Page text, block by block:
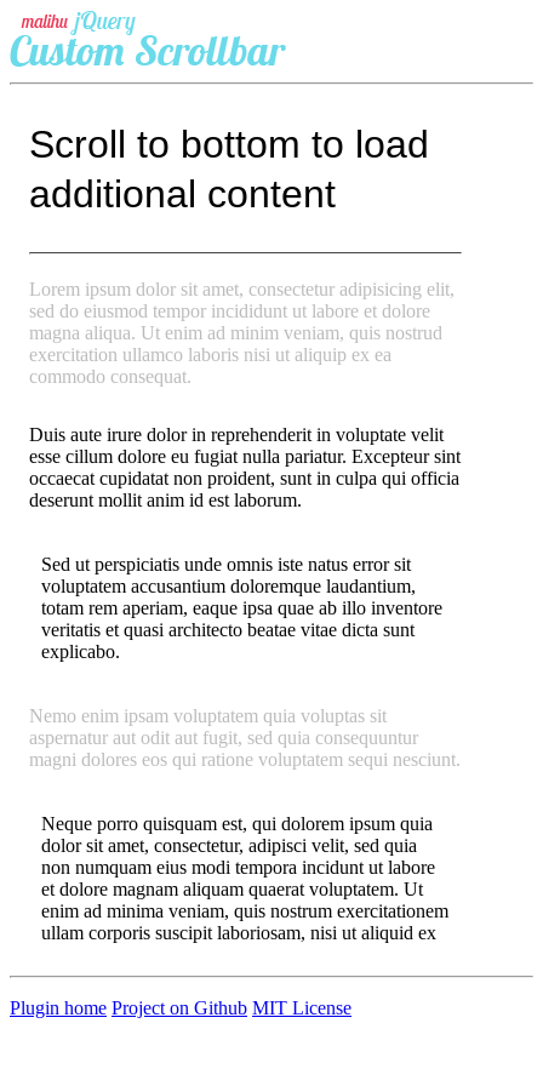
Scroll to bottom to load
additional content
Lorem ipsum dolor sit amet, consectetur adipisicing elit,
sed do eiusmod tempor incididunt ut labore et dolore
magna aliqua. Ut enim ad minim veniam, quis nostrud
exercitation ullamco laboris nisi ut aliquip ex ea
commodo consequat.
Duis aute irure dolor in reprehenderit in voluptate velit
esse cillum dolore eu fugiat nulla pariatur. Excepteur sint
occaecat cupidatat non proident, sunt in culpa qui officia
deserunt mollit anim id est laborum.
Sed ut perspiciatis unde omnis iste natus error sit
voluptatem accusantium doloremque laudantium,
totam rem aperiam, eaque ipsa quae ab illo inventore
veritatis et quasi architecto beatae vitae dicta sunt
explicabo.
Nemo enim ipsam voluptatem quia voluptas sit
aspernatur aut odit aut fugit, sed quia consequuntur
magni dolores eos qui ratione voluptatem sequi nesciunt.
Neque porro quisquam est, qui dolorem ipsum quia
dolor sit amet, consectetur, adipisci velit, sed quia
non numquam eius modi tempora incidunt ut labore
et dolore magnam aliquam quaerat voluptatem. Ut
enim ad minima veniam, quis nostrum exercitationem
ullam corporis suscipit laboriosam, nisi ut aliquid ex
Quis autem vel eum iure reprehenderit qui in ea
Plugin home Project on Github MIT License